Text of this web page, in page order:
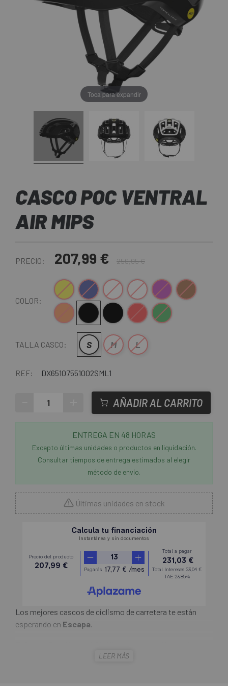
Toca para expandir
CASCO POC VENTRAL
AIR MIPS
PRECIO: 207,99 € 259,95 €
COLOR:
Amarillo
Azul OscuroBlanco
Blanco-NegroLila Marrón
NaranjaNegroNegro-GrisRojoVerde Oscuro
TALLA CASCO: S M L
REF: DX65107551002SML1
AÑADIR AL CARRITO
ENTREGA EN 48 HORAS
Excepto últimas unidades o productos en liquidación.
Consultar tiempos de entrega estimados al elegir
método de envío.
Últimas unidades en stock
Los mejores cascos de ciclismo de carretera te están
esperando en Escapa.
ventilación estratégicos y sus canales internos para
LEER MÁS